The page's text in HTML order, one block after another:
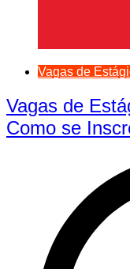
Vagas de
Vagas de
Como se